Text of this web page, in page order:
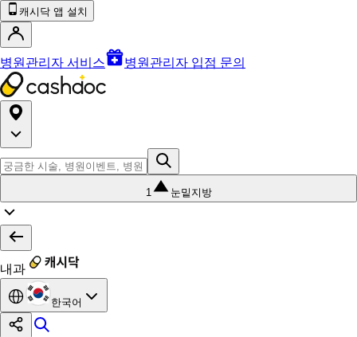
캐시닥 앱 설치
병원관리자 서비스 병원관리자 입점 문의
1 눈밑지방
내과
한국어